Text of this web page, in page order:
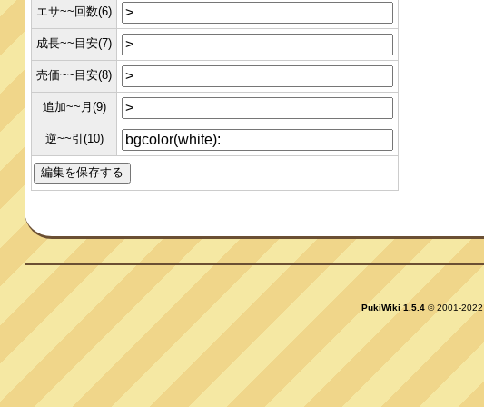
エサ~~回数(6)
成長~~目安(7)
売価~~目安(8)
追加~~月(9)
逆~~引(10)
PukiWiki 1.5.4 © 2001-2022